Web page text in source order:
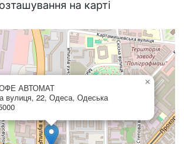
на карті
АВТОМАТ
вулиця, 22, Одеса, Одеська
×